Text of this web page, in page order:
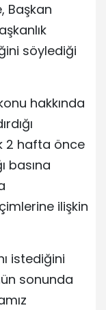
Başkan
söylediği
hakkında
2 hafta önce
basına
ilişkin
istediğini
sonunda